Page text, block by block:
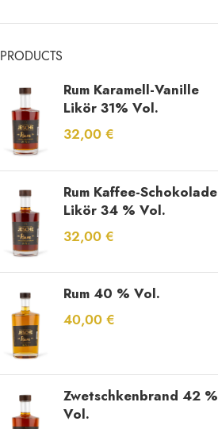
PRODUCTS
Rum Karamell-Vanille
Likör 31% Vol.
32,00 €
Rum Kaffee-Schokolade
Likör 34 % Vol.
32,00 €
Rum 40 % Vol.
40,00 €
Zwetschkenbrand 42 %
Vol.